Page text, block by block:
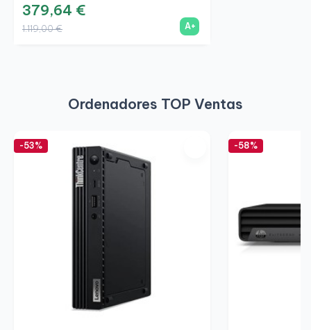
379,64 €
1.119,00 € A+
Ordenadores TOP Ventas
-53% -58%